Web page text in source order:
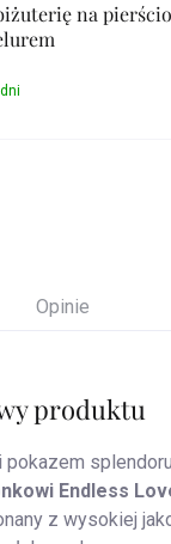
na
Opinie
produktu
pokazem
Endless
z wysokiej